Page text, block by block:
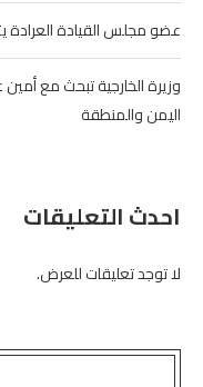
عضو مجلس القيادة العرادة
وزيرة الخارجية تبحث مع
اليمن والمنطقة
احدث التعليقات
لا توجد تعليقات للعرض.